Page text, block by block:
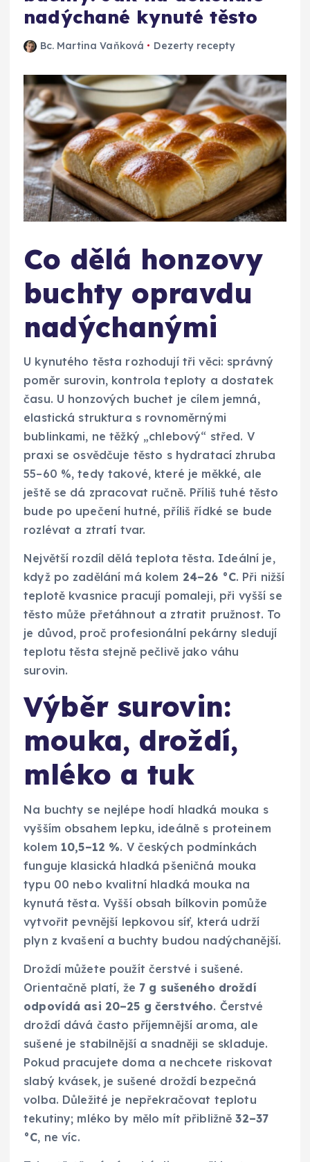
nadýchané kynuté těsto
Bc. Martina Vaňková Dezerty recepty
Co dělá honzovy
buchty opravdu
nadýchanými
U kynutého těsta rozhodují tři věci: správný
poměr surovin, kontrola teploty a dostatek
času. U honzových buchet je cílem jemná,
elastická struktura s rovnoměrnými
bublinkami, ne těžký „chlebový“ střed. V
praxi se osvědčuje těsto s hydratací zhruba
55–60 %, tedy takové, které je měkké, ale
ještě se dá zpracovat ručně. Příliš tuhé těsto
bude po upečení hutné, příliš řídké se bude
rozlévat a ztratí tvar.
Největší rozdíl dělá teplota těsta. Ideální je,
když po zadělání má kolem 24–26 °C. Při nižší
teplotě kvasnice pracují pomaleji, při vyšší se
těsto může přetáhnout a ztratit pružnost. To
je důvod, proč profesionální pekárny sledují
teplotu těsta stejně pečlivě jako váhu
surovin.
Výběr surovin:
mouka, droždí,
mléko a tuk
Na buchty se nejlépe hodí hladká mouka s
vyšším obsahem lepku, ideálně s proteinem
kolem 10,5–12 %. V českých podmínkách
funguje klasická hladká pšeničná mouka
typu 00 nebo kvalitní hladká mouka na
kynutá těsta. Vyšší obsah bílkovin pomůže
vytvořit pevnější lepkovou síť, která udrží
plyn z kvašení a buchty budou nadýchanější.
Droždí můžete použít čerstvé i sušené.
Orientačně platí, že 7 g sušeného droždí
odpovídá asi 20–25 g čerstvého. Čerstvé
droždí dává často příjemnější aroma, ale
sušené je stabilnější a snadněji se skladuje.
Pokud pracujete doma a nechcete riskovat
slabý kvásek, je sušené droždí bezpečná
volba. Důležité je nepřekračovat teplotu
tekutiny; mléko by mělo mít přibližně32–37
°C, ne víc.